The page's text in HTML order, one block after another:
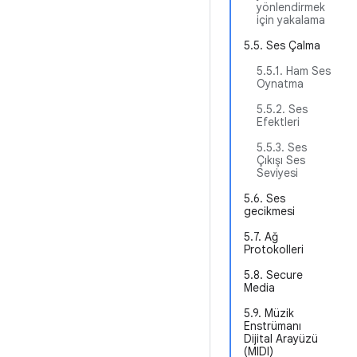
yönlendirmek
için yakalama
5.5. Ses Çalma
5.5.1. Ham Ses
Oynatma
5.5.2. Ses
Efektleri
5.5.3. Ses
Çıkışı Ses
Seviyesi
5.6. Ses
gecikmesi
5.7. Ağ
Protokolleri
5.8. Secure
Media
5.9. Müzik
Enstrümanı
Dijital Arayüzü
(MIDI)